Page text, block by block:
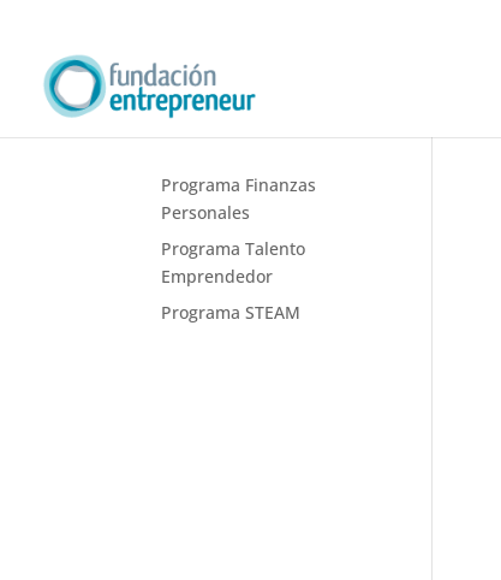
Programa Finanzas
Personales
Programa Talento
Emprendedor
Programa STEAM